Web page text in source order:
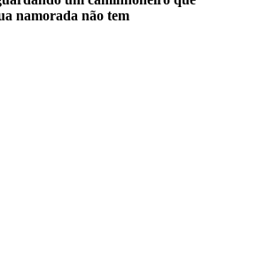
namorada não tem